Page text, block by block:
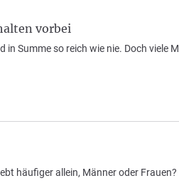
vorbei
Summe so reich wie nie. Doch viele
häufiger allein, Männer oder